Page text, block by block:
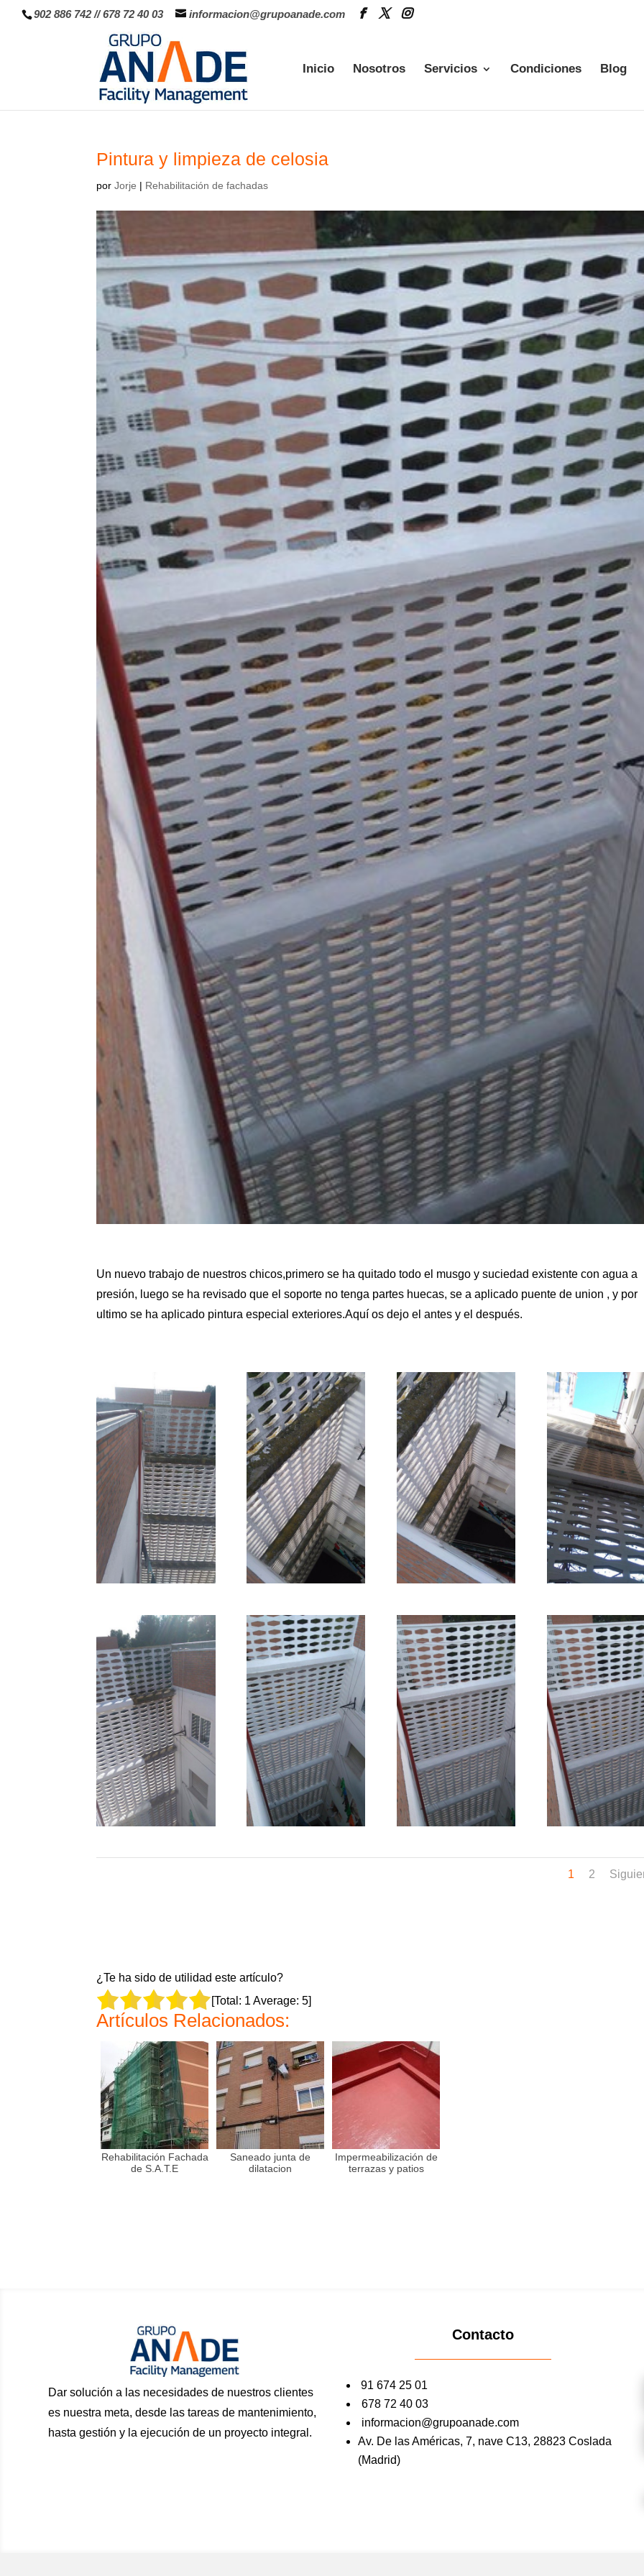
902 886 742//678 72 40 03 informacion@grupoanade.com
Inicio Nosotros Servicios Condiciones Blog
Pintura y limpieza de celosia
porJorje | Rehabilitación de fachadas
Un nuevo trabajo de nuestros chicos,primero se ha quitado todo el musgo y suciedad existente con agua a
presión, luego se ha revisado que el soporte no tenga partes huecas, se a aplicado puente de union , y por
ultimo se ha aplicado pintura especial exteriores.Aquí os dejo el antes y el después.
1 2
¿Te ha sido de utilidad este artículo?
[Total: 1 Average:5]
Artículos Relacionados:
Rehabilitación Fachada
de S.A.T.E
Saneado junta de
dilatacion
Impermeabilización de
terrazas y patios
Dar solución a las necesidades de nuestros clientes
es nuestra meta, desde las tareas de mantenimiento,
hasta gestión y la ejecución de un proyecto integral.
Contacto
91 674 25 01
678 72 40 03
informacion@grupoanade.com
Av. De las Américas, 7, nave C13, 28823 Coslada
(Madrid)